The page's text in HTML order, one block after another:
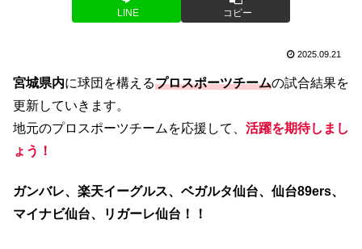
LINE コピー
2025.09.21
宮城県内に球団を構えるプロスポーツチームの試合結果を
更新していきます。
地元のプロスポーツチームを応援して、 活躍を期待しまし
ょう！
ガンバレ、楽天イーグルス、ベガルタ仙台、仙台89ers、
マイナビ仙台、リガーレ仙台！！